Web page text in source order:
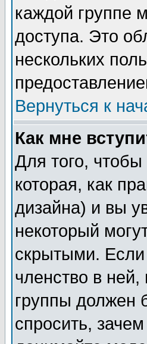
каждой группе
доступа. Это
нескольких
Вернуться к
Как мне
Для того,
которая, как
дизайна) и вы
некоторый
скрытыми. Если
членство в
группы должен
спросить,